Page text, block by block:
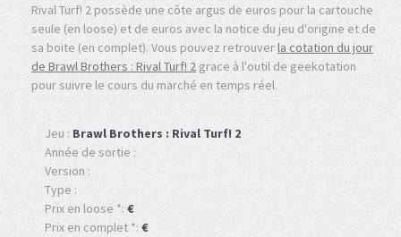
Rival Turf! 2 possède une côte argus de euros pour la cartouche
seule (en loose) et de euros avec la notice du jeu d'origine et de
sa boite (en complet). Vous pouvez retrouverla cotation du jour
de Brawl Brothers : Rival Turf! 2 grace à l'outil de geekotation
pour suivre le cours du marché en temps réel.
Jeu : Brawl Brothers : Rival Turf! 2
Année de sortie :
Version :
Type :
Prix en loose *: €
Prix en complet *: €